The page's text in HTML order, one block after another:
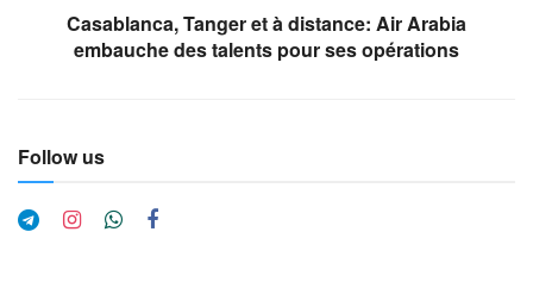
Casablanca, Tanger et à distance: Air Arabia
embauche des talents pour ses opérations
Follow us